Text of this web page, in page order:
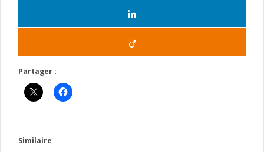
Partager :
Similaire